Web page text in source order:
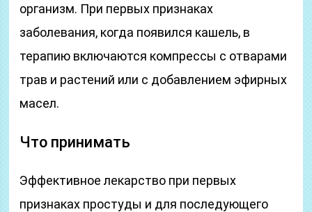
организм. При первых признаках
заболевания, когда появился кашель, в
терапию включаются компрессы с отварами
трав и растений или с добавлением эфирных
масел.
Что принимать
Эффективное лекарство при первых
признаках простуды и для последующего